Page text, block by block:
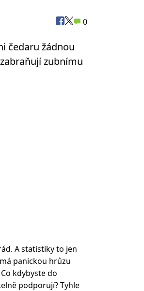
0
čedaru žádnou
zubnímu
A statistiky to jen
panickou hrůzu
kdybyste do
podporují? Tyhle